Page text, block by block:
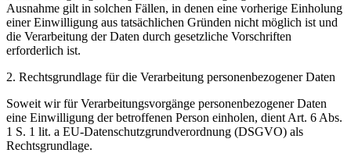
Ausnahme gilt in solchen Fällen, in denen eine vorherige Einholung
einer Einwilligung aus tatsächlichen Gründen nicht möglich ist und
die Verarbeitung der Daten durch gesetzliche Vorschriften
erforderlich ist.
2. Rechtsgrundlage für die Verarbeitung personenbezogener Daten
Soweit wir für Verarbeitungsvorgänge personenbezogener Daten
eine Einwilligung der betroffenen Person einholen, dient Art. 6 Abs.
1 S. 1 lit. a EU-Datenschutzgrundverordnung (DSGVO) als
Rechtsgrundlage.